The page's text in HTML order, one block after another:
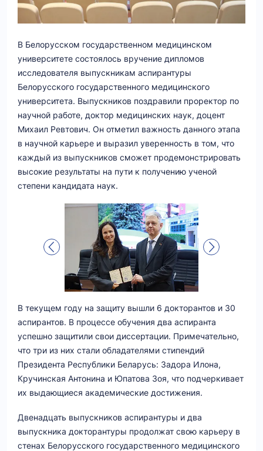
В Белорусском государственном медицинском
университете состоялось вручение дипломов
исследователя выпускникам аспирантуры
Белорусского государственного медицинского
университета. Выпускников поздравили проректор по
научной работе, доктор медицинских наук, доцент
Михаил Ревтович. Он отметил важность данного этапа
в научной карьере и выразил уверенность в том, что
каждый из выпускников сможет продемонстрировать
высокие результаты на пути к получению ученой
степени кандидата наук.
В текущем году на защиту вышли 6 докторантов и 30
аспирантов. В процессе обучения два аспиранта
успешно защитили свои диссертации. Примечательно,
что три из них стали обладателями стипендий
Президента Республики Беларусь: Задора Илона,
Кручинская Антонина и Юпатова Зоя, что подчеркивает
их выдающиеся академические достижения.
Двенадцать выпускников аспирантуры и два
выпускника докторантуры продолжат свою карьеру в
стенах Белорусского государственного медицинского